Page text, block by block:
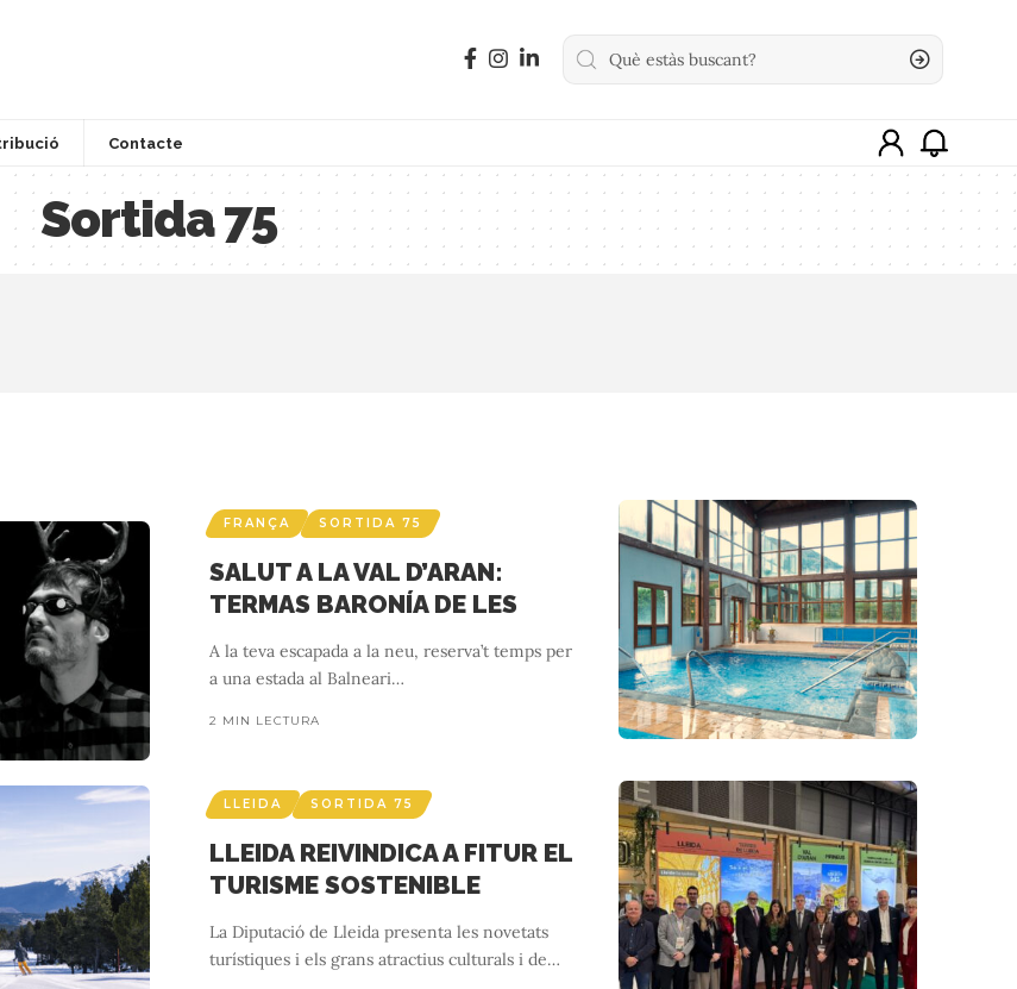
Contacte
Sortida 75
FRANÇA SORTIDA 75
SALUT A LA VAL D’ARAN:
TERMAS BARONÍA DE LES
A la teva escapada a la neu, reserva’t temps per
a una estada al Balneari…
2 MIN LECTURA
LLEIDA SORTIDA 75
LLEIDA REIVINDICA A FITUR EL
TURISME SOSTENIBLE
La Diputació de Lleida presenta les novetats
turístiques i els grans atractius culturals i de…